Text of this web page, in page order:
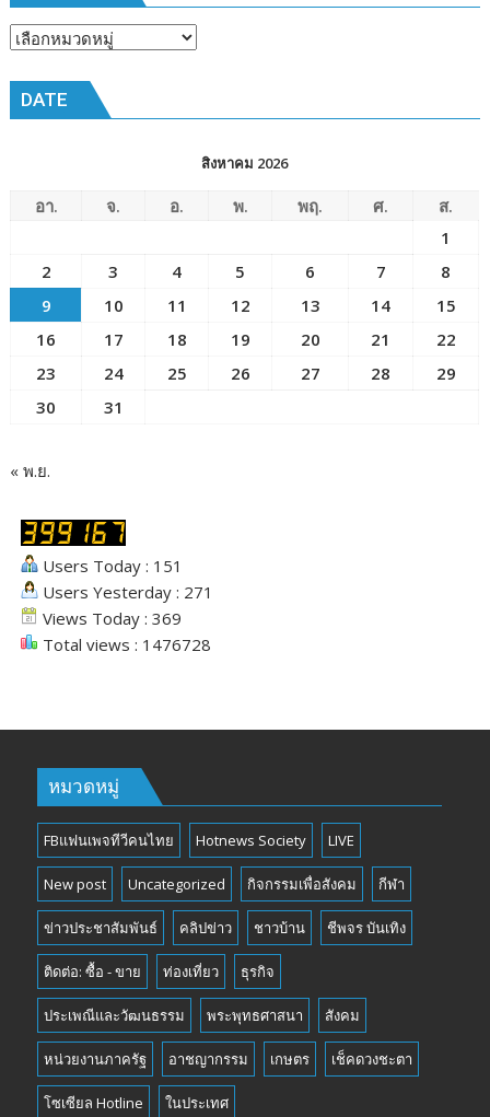
หัวข้อ
DATE
สิงหาคม 2026
อา. จ. อ. พ. พฤ. ศ.
ส.
1
2
3 4 5 6 7
8
9
10 11 12 13 14
15
16
17 18 19 20 21
22
23
24 25 26 27 28
29
30
31
« พ.ย.
Users Today : 151
Users Yesterday : 271
Views Today : 369
Total views : 1476728
หมวดหมู่
FBแฟนเพจทีวีคนไทย Hotnews Society LIVE
New post Uncategorized กิจกรรมเพื่อสังคม กีฬา
ข่าวประชาสัมพันธ์ คลิปข่าว ชาวบ้าน ชีพจร บันเทิง
ติดต่อ: ซื้อ - ขาย ท่องเที่ยว ธุรกิจ
ประเพณีและวัฒนธรรม พระพุทธศาสนา สังคม
หน่วยงานภาครัฐ อาชญากรรม เกษตร เช็คดวงชะตา
โซเซียล Hotline ในประเทศ